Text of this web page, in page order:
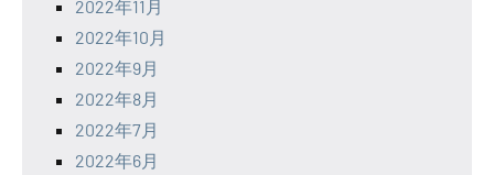
2022年11月
2022年10月
2022年9月
2022年8月
2022年7月
2022年6月